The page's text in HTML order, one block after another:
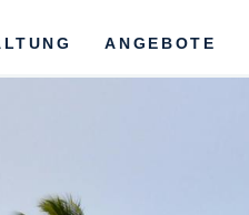
ANGEBOTE